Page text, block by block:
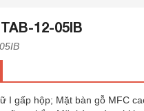
12-05IB
I gấp hộp; Mặt bàn gỗ MFC